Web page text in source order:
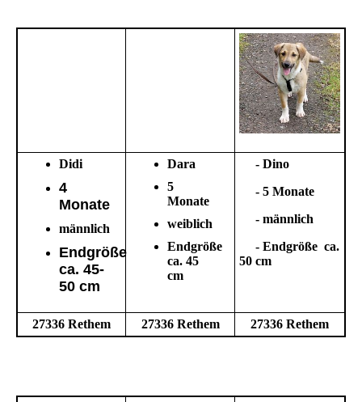
Didi
4
Monate
männlich
Endgröße
ca. 45-
50 cm
Dara
5
Monate
weiblich
Endgröße
ca. 45
cm
- Dino
- 5 Monate
- männlich
- Endgröße ca.
50 cm
27336 Rethem 27336 Rethem 27336 Rethem